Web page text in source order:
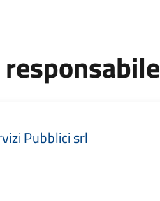
Pubblici srl